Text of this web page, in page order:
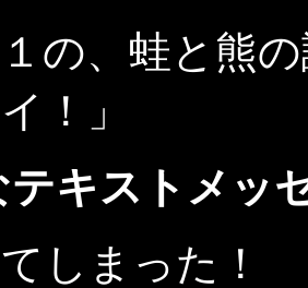
の、蛙と熊
！」
テキストメッ
しまった！